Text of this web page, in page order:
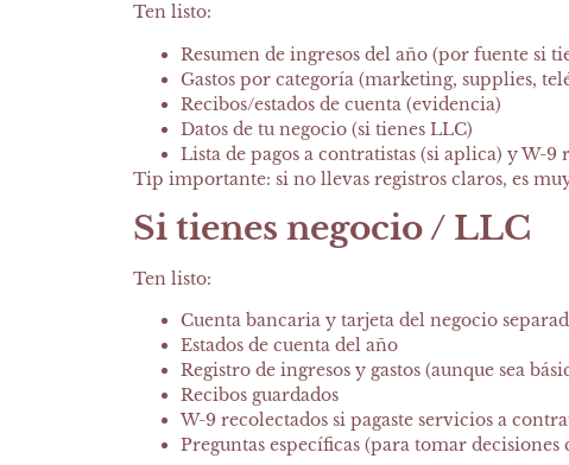
Ten listo:
Resumen de ingresos del año (por fuente si
Gastos por categoría (marketing, supplies,
Recibos/estados de cuenta (evidencia)
Datos de tu negocio (si tienes LLC)
Lista de pagos a contratistas (si aplica) y W-9
Tip importante: si no llevas registros claros, es
Si tienes negocio / LLC
Ten listo:
Cuenta bancaria y tarjeta del negocio
Estados de cuenta del año
Registro de ingresos y gastos (aunque sea
Recibos guardados
W-9 recolectados si pagaste servicios a
Preguntas específicas (para tomar decisiones